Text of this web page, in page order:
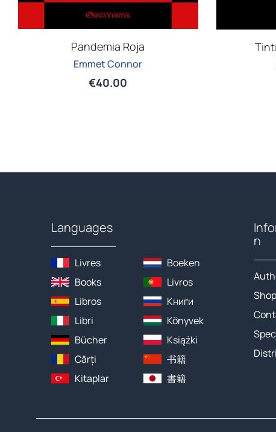
Pandemia Roja
Emmet Connor
€40.00
Languages
Livres
Books
Libros
Libri
Bücher
Cărți
Kitaplar
Boeken
Livros
Книги
Könyvek
Książki
书籍
書籍
n
Shop